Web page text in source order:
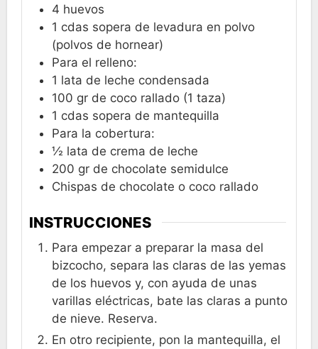
4 huevos
1 cdas sopera de levadura en polvo
(polvos de hornear)
Para el relleno:
1 lata de leche condensada
100 gr de coco rallado (1 taza)
1 cdas sopera de mantequilla
Para la cobertura:
½ lata de crema de leche
200 gr de chocolate semidulce
Chispas de chocolate o coco rallado
INSTRUCCIONES
Para empezar a preparar la masa del
bizcocho, separa las claras de las yemas
de los huevos y, con ayuda de unas
varillas eléctricas, bate las claras a punto
de nieve. Reserva.
En otro recipiente, pon la mantequilla, el